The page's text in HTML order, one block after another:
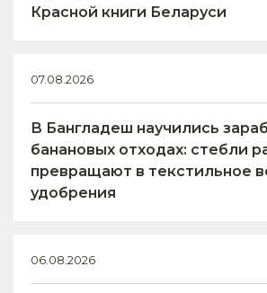
Красной книги Беларуси
07.08.2026
В Бангладеш научились
банановых отходах: стебли
превращают в текстильное
удобрения
06.08.2026